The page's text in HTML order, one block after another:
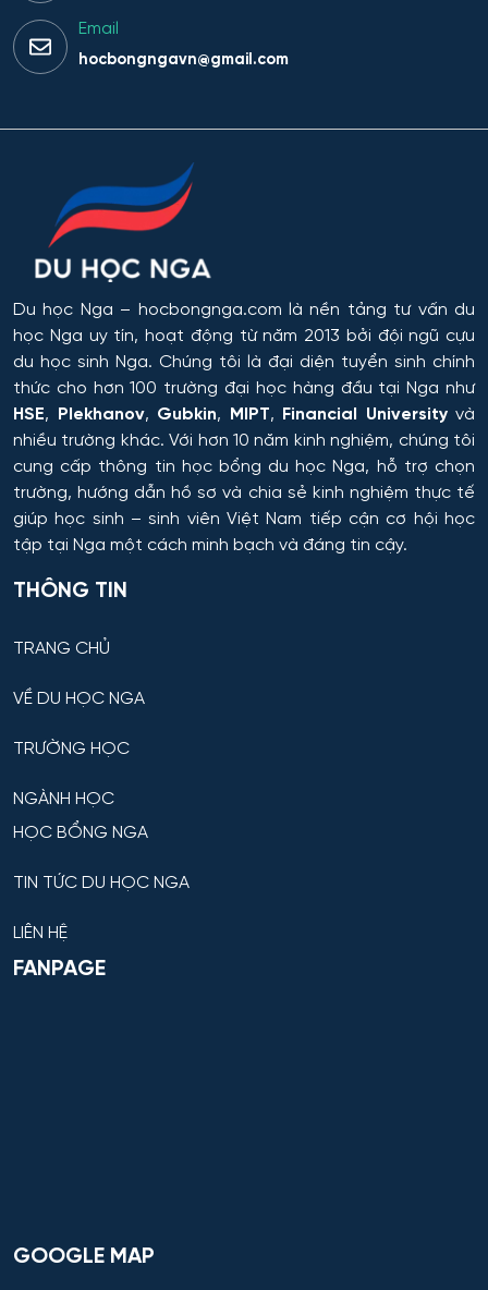
Email
hocbongngavn@gmail.com
Du học Nga – hocbongnga.com là nền tảng tư vấn du
học Nga uy tín, hoạt động từ năm 2013 bởi đội ngũ cựu
du học sinh Nga. Chúng tôi là đại diện tuyển sinh chính
thức cho hơn 100 trường đại học hàng đầu tại Nga như
HSE, Plekhanov, Gubkin, MIPT, Financial Universityvà
nhiều trường khác. Với hơn 10 năm kinh nghiệm, chúng tôi
cung cấp thông tin học bổng du học Nga, hỗ trợ chọn
trường, hướng dẫn hồ sơ và chia sẻ kinh nghiệm thực tế
giúp học sinh – sinh viên Việt Nam tiếp cận cơ hội học
tập tại Nga một cách minh bạch và đáng tin cậy.
THÔNG TIN
TRANG CHỦ
VỀ DU HỌC NGA
TRƯỜNG HỌC
NGÀNH HỌC
HỌC BỔNG NGA
TIN TỨC DU HỌC NGA
LIÊN HỆ
FANPAGE
GOOGLE MAP